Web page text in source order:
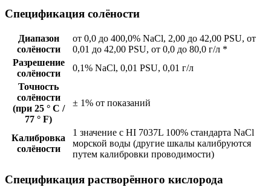
Спецификация солёности
Диапазон
солёности
от 0,0 до 400,0% NaCl, 2,00 до 42,00 PSU, от
0,01 до 42,00 PSU, от 0,0 до 80,0 г/л *
Разрешение
солёности
0,1% NaCl, 0,01 PSU, 0,01 г/л
Точность
солёности
(при 25 ° C /
77 ° F)
± 1% от показаний
Калибровка
солёности
1 значение с HI 7037L 100% стандарта NaCl
морской воды (другие шкалы калибруются
путем калибровки проводимости)
Спецификация растворённого кислорода